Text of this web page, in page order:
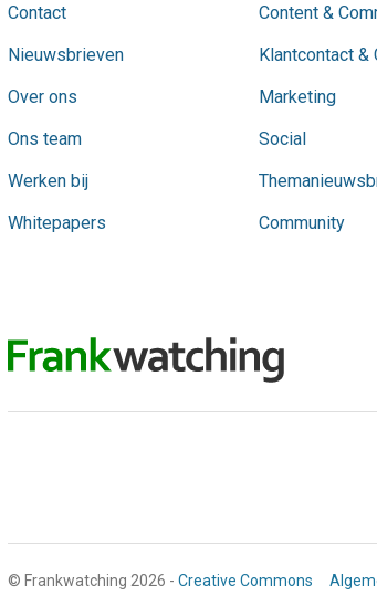
Contact
Nieuwsbrieven
Over ons
Ons team
Werken bij
Whitepapers
Content &
Klantcontact &
Marketing
Social
Community
© Frankwatching 2026 - Creative Commons